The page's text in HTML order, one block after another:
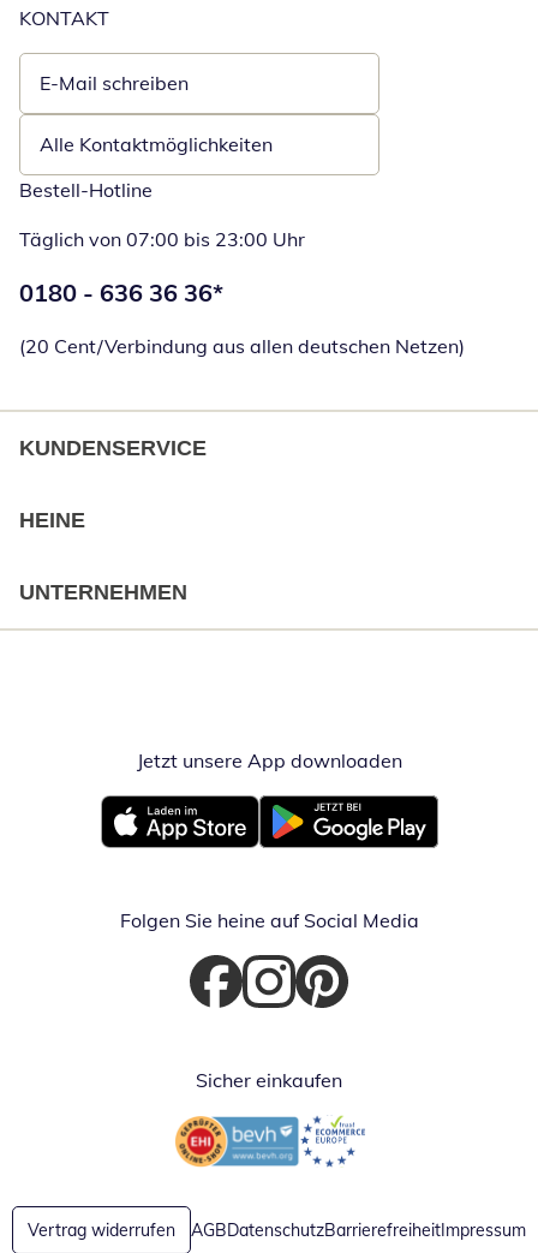
KONTAKT
E-Mail schreiben
Öffnet E-Mail-Client
Alle Kontaktmöglichkeiten
Bestell-Hotline
Täglich von 07:00 bis 23:00 Uhr
Telefonnummer:
0180 - 636 36 36*
(20 Cent/Verbindung aus allen deutschen Netzen)
KUNDENSERVICE
HEINE
UNTERNEHMEN
Jetzt unsere App downloadenÖffnet in
Öffnet in neuem FensterÖffnet in neuem Fenster
Folgen Sie heine auf Social Media
Öffnet in neuem Fenster
Öffnet in neuem Fenster
Öffnet in neuem Fenster
Sicher einkaufen
Öffnet in neuem FensterÖffnet in neuem Fenster
Vertrag widerrufen AGBDatenschutzBarrierefreiheitImpressum